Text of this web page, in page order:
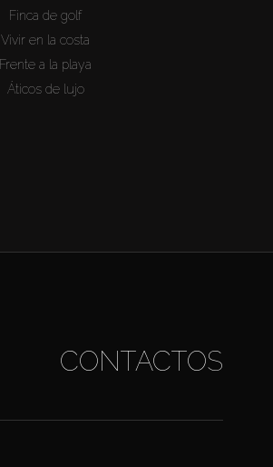
Finca de golf
Vivir en la costa
Frente a la playa
Áticos de lujo
CONTACTOS